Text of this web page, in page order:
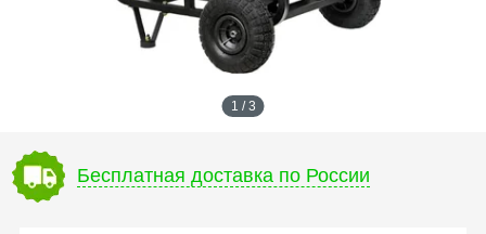
1 / 3
Бесплатная доставка по России